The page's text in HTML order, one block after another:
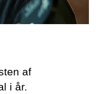
af
i år.